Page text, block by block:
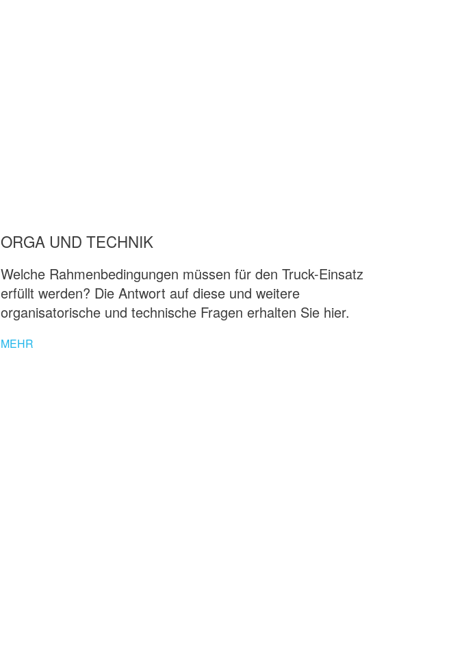
ORGA UND TECHNIK
Welche Rahmenbedingungen müssen für den Truck-Einsatz
erfüllt werden? Die Antwort auf diese und weitere
organisatorische und technische Fragen erhalten Sie hier.
MEHR